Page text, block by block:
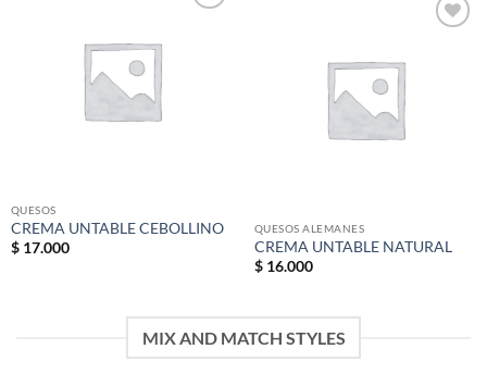
QUESOS
CREMA UNTABLE CEBOLLINO
$17.000
QUESOS ALEMANES
CREMA UNTABLE NATURAL
$16.000
MIX AND MATCH STYLES